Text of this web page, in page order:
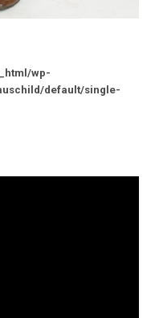
wp-
default/single-